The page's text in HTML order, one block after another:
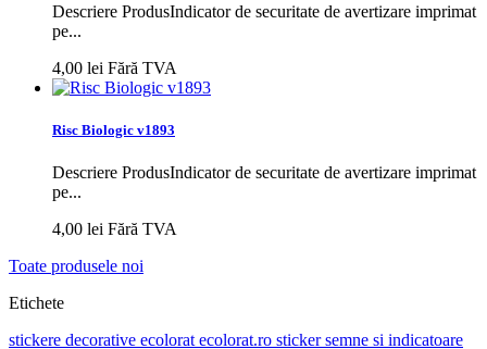
Descriere ProdusIndicator de securitate de avertizare imprimat
pe...
4,00 lei Fără TVA
Risc Biologic v1893
Descriere ProdusIndicator de securitate de avertizare imprimat
pe...
4,00 lei Fără TVA
Toate produsele noi
Etichete
stickere decorative ecolorat ecolorat.ro stickersemne si indicatoare